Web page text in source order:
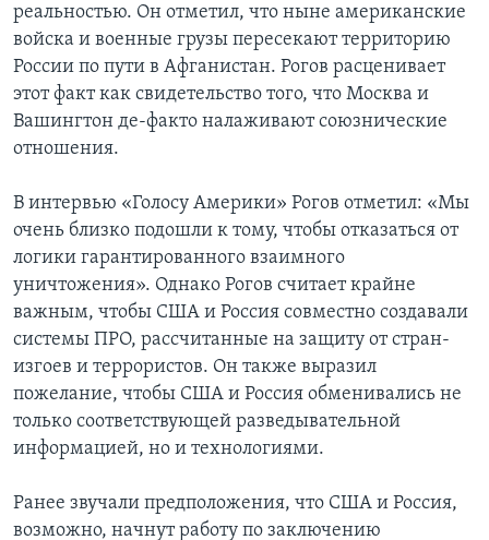
реальностью. Он отметил, что ныне американские
войска и военные грузы пересекают территорию
России по пути в Афганистан. Рогов расценивает
этот факт как свидетельство того, что Москва и
Вашингтон де-факто налаживают союзнические
отношения.
В интервью «Голосу Америки» Рогов отметил: «Мы
очень близко подошли к тому, чтобы отказаться от
логики гарантированного взаимного
уничтожения». Однако Рогов считает крайне
важным, чтобы США и Россия совместно создавали
системы ПРО, рассчитанные на защиту от стран-
изгоев и террористов. Он также выразил
пожелание, чтобы США и Россия обменивались не
только соответствующей разведывательной
информацией, но и технологиями.
Ранее звучали предположения, что США и Россия,
возможно, начнут работу по заключению